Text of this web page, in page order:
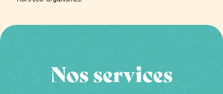
Nos services